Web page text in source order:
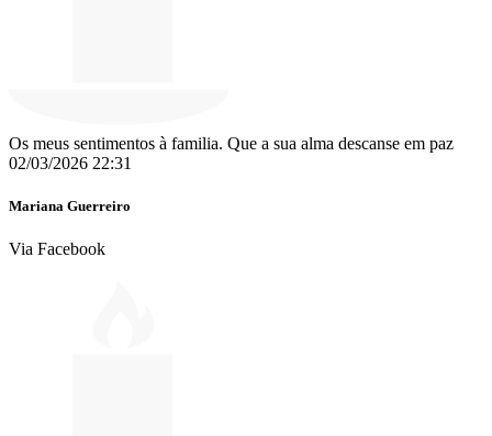
Os meus sentimentos à familia. Que a sua alma descanse em paz
02/03/2026 22:31
Mariana Guerreiro
Via Facebook